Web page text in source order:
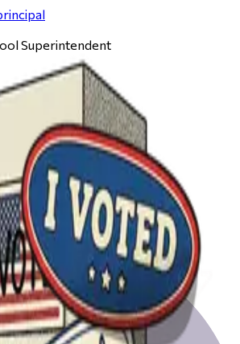
Superintendent
avales para Richard Lopez.